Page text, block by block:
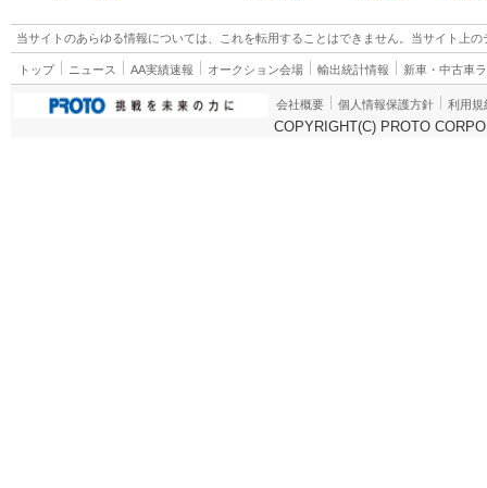
当サイトのあらゆる情報については、これを転用することはできません。当サイト上
トップ ニュース AA実績速報 オークション会場 輸出統計情報 新車・中古車
会社概要 個人情報保護方針 利用規
COPYRIGHT(C) PROTO